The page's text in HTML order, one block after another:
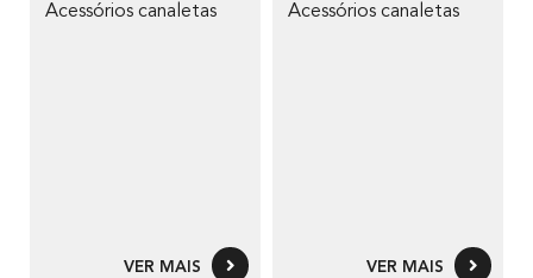
Acessórios canaletas
VER MAIS
Acessórios canaletas
VER MAIS